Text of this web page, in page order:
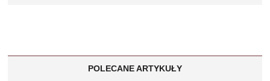
POLECANE ARTYKUŁY